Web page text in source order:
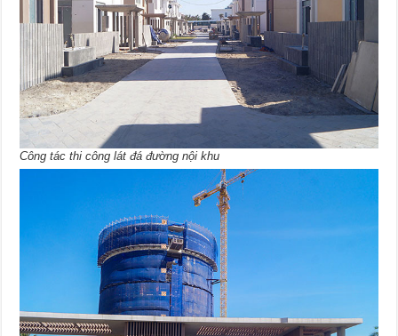
Công tác thi công lát đá đường nội khu